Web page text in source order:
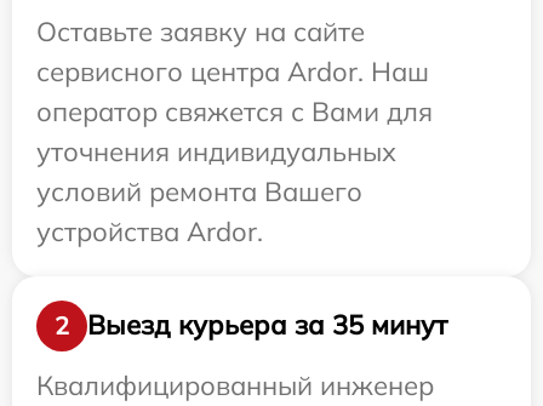
Оставьте заявку на сайте
сервисного центра Ardor. Наш
оператор свяжется с Вами для
уточнения индивидуальных
условий ремонта Вашего
устройства Ardor.
2
Выезд курьера за 35 минут
Квалифицированный инженер